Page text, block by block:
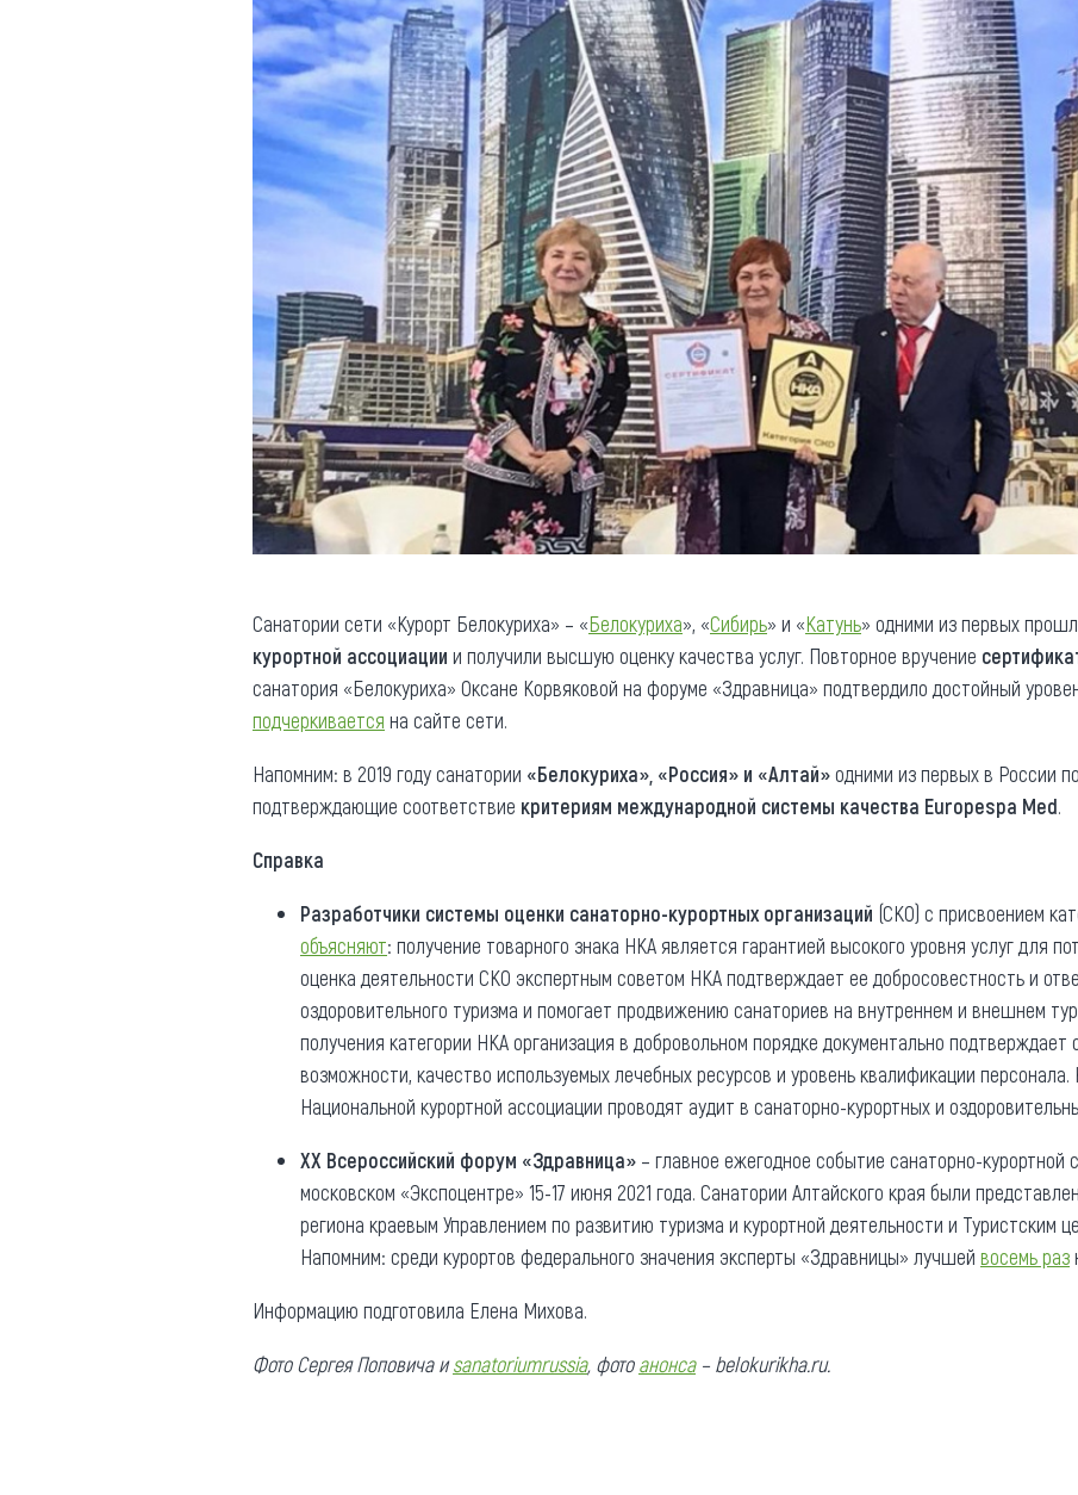
Санатории сети «Курорт Белокуриха» – «Белокуриха», «Сибирь» и «Катунь» одними из первых
курортной ассоциации и получили высшую оценку качества услуг. Повторное вручение
санатория «Белокуриха» Оксане Корвяковой на форуме «Здравница» подтвердило достойный
подчеркивается на сайте сети.
Напомним: в 2019 году санатории «Белокуриха», «Россия» и «Алтай»одними из первых в России
подтверждающие соответствие критериям международной системы качества Europespa Med.
Справка
Разработчики системы оценки санаторно-курортных организаций (СКО) с присвоением
объясняют: получение товарного знака НКА является гарантией высокого уровня услуг для
оценка деятельности СКО экспертным советом НКА подтверждает ее добросовестность и
оздоровительного туризма и помогает продвижению санаториев на внутреннем и внешнем
получения категории НКА организация в добровольном порядке документально
возможности, качество используемых лечебных ресурсов и уровень квалификации персонала.
Национальной курортной ассоциации проводят аудит в санаторно-курортных и
ХХ Всероссийский форум «Здравница» – главное ежегодное событие санаторно-
московском «Экспоцентре» 15-17 июня 2021 года. Санатории Алтайского края были
региона краевым Управлением по развитию туризма и курортной деятельности и Туристским
Напомним: среди курортов федерального значения эксперты «Здравницы» лучшей восемь раз
Информацию подготовила Елена Михова.
Фото Сергея Поповича иsanatoriumrussia, фотоанонса– belokurikha.ru.